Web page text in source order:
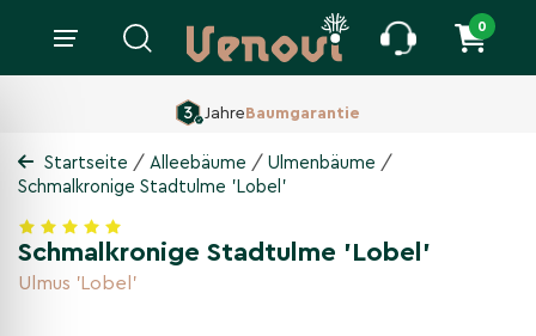
0
160 ha Baumschule,Seit 1860
Startseite / Alleebäume / Ulmenbäume /
Schmalkronige Stadtulme 'Lobel'
Schmalkronige Stadtulme 'Lobel'
Ulmus 'Lobel'